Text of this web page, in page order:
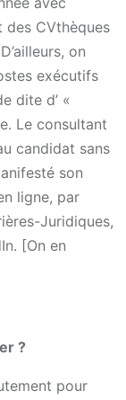
des CVthèques
on
exécutifs
dite d’ «
Le consultant
candidat sans
son
ligne, par
Juridiques,
[On en
?
pour